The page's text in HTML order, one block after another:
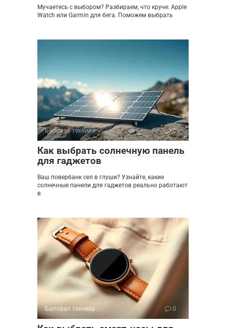
Мучаетесь с выбором? Разбираем, что круче: Apple
Watch или Garmin для бега. Поможем выбрать
Бытовая техника 0
Как выбрать солнечную панель
для гаджетов
Ваш повербанк сел в глуши? Узнайте, какие
солнечные панели для гаджетов реально работают
в
Бытовая техника 0